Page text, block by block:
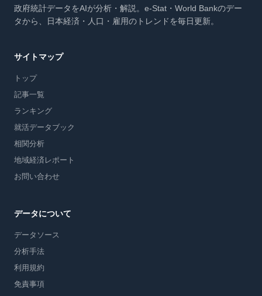
政府統計データをAIが分析・解説。e-Stat・World Bankのデー
タから、日本経済・人口・雇用のトレンドを毎日更新。
サイトマップ
トップ
記事一覧
ランキング
就活データブック
相関分析
地域経済レポート
お問い合わせ
データについて
データソース
分析手法
利用規約
免責事項